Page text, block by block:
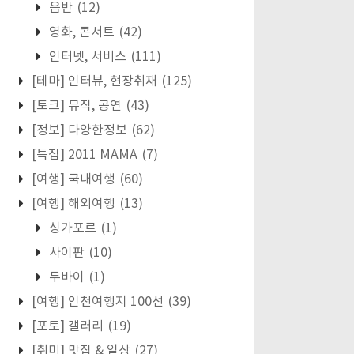
음반 (12)
영화, 콘서트 (42)
인터넷, 서비스 (111)
[테마] 인터뷰, 현장취재 (125)
[토크] 뮤직, 공연 (43)
[정보] 다양한정보 (62)
[특집] 2011 MAMA (7)
[여행] 국내여행 (60)
[여행] 해외여행 (13)
싱가포르 (1)
사이판 (10)
두바이
(1)
[여행] 인천여행지 100선 (39)
[포토] 갤러리
(19)
[취미] 맛집 & 일상 (27)